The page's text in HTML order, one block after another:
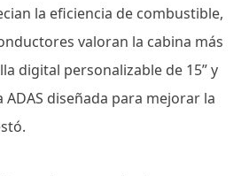
la eficiencia de combustible,
valoran la cabina más
digital personalizable de 15” y
diseñada para mejorar la